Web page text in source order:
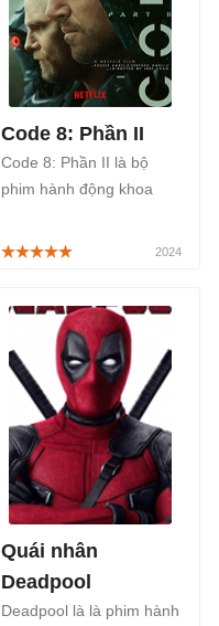
Code 8: Phần II
Code 8: Phần II là bộ
phim hành động khoa
Canada, nối tiếp câu
Netflix từ ngày 28/2/2024.
Quái nhân
Deadpool
Deadpool là là phim hành